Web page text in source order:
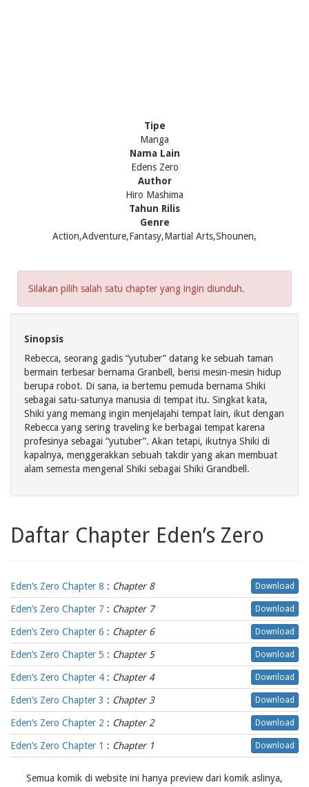
Tipe
Manga
Nama Lain
Edens Zero
Author
Hiro Mashima
Tahun Rilis
Genre
Action,Adventure,Fantasy,Martial Arts,Shounen,
Silakan pilih salah satu chapter yang ingin diunduh.
Sinopsis
Rebecca, seorang gadis “yutuber” datang ke sebuah taman
bermain terbesar bernama Granbell, berisi mesin-mesin hidup
berupa robot. Di sana, ia bertemu pemuda bernama Shiki
sebagai satu-satunya manusia di tempat itu. Singkat kata,
Shiki yang memang ingin menjelajahi tempat lain, ikut dengan
Rebecca yang sering traveling ke berbagai tempat karena
profesinya sebagai “yutuber”. Akan tetapi, ikutnya Shiki di
kapalnya, menggerakkan sebuah takdir yang akan membuat
alam semesta mengenal Shiki sebagai Shiki Grandbell.
Daftar Chapter Eden’s Zero
Eden’s Zero Chapter 8 : Chapter 8 Download
Eden’s Zero Chapter 7 : Chapter 7 Download
Eden’s Zero Chapter 6 : Chapter 6 Download
Eden’s Zero Chapter 5 : Chapter 5 Download
Eden’s Zero Chapter 4 : Chapter 4 Download
Eden’s Zero Chapter 3 : Chapter 3 Download
Eden’s Zero Chapter 2 : Chapter 2 Download
Eden’s Zero Chapter 1 : Chapter 1 Download
Semua komik di website ini hanya preview dari komik aslinya,